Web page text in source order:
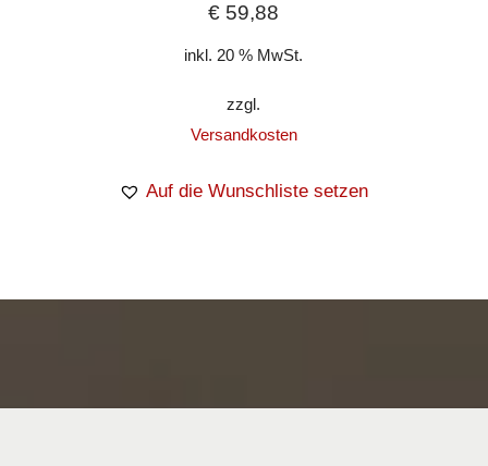
€ 59,88
inkl. 20 % MwSt.
zzgl.
Versandkosten
Auf die Wunschliste setzen